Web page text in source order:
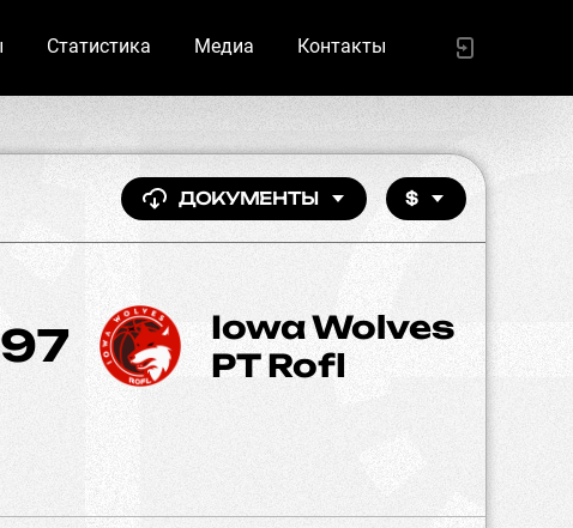
Статистика Медиа Контакты
ДОКУМЕНТЫ $
Iowa Wolves
PT Rofl
97